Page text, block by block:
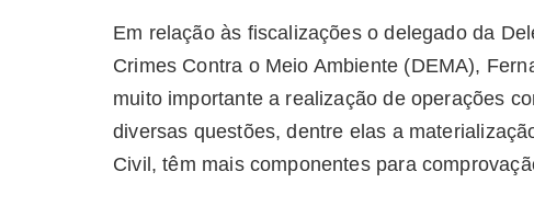
Em relação às fiscalizações o delegado da
Crimes Contra o Meio Ambiente (DEMA),
muito importante a realização de operações
diversas questões, dentre elas a
Civil, têm mais componentes para